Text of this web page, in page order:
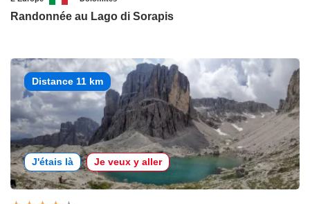
Randonnée au Lago di Sorapis
Distance 11 km
J'étais là Je veux y aller